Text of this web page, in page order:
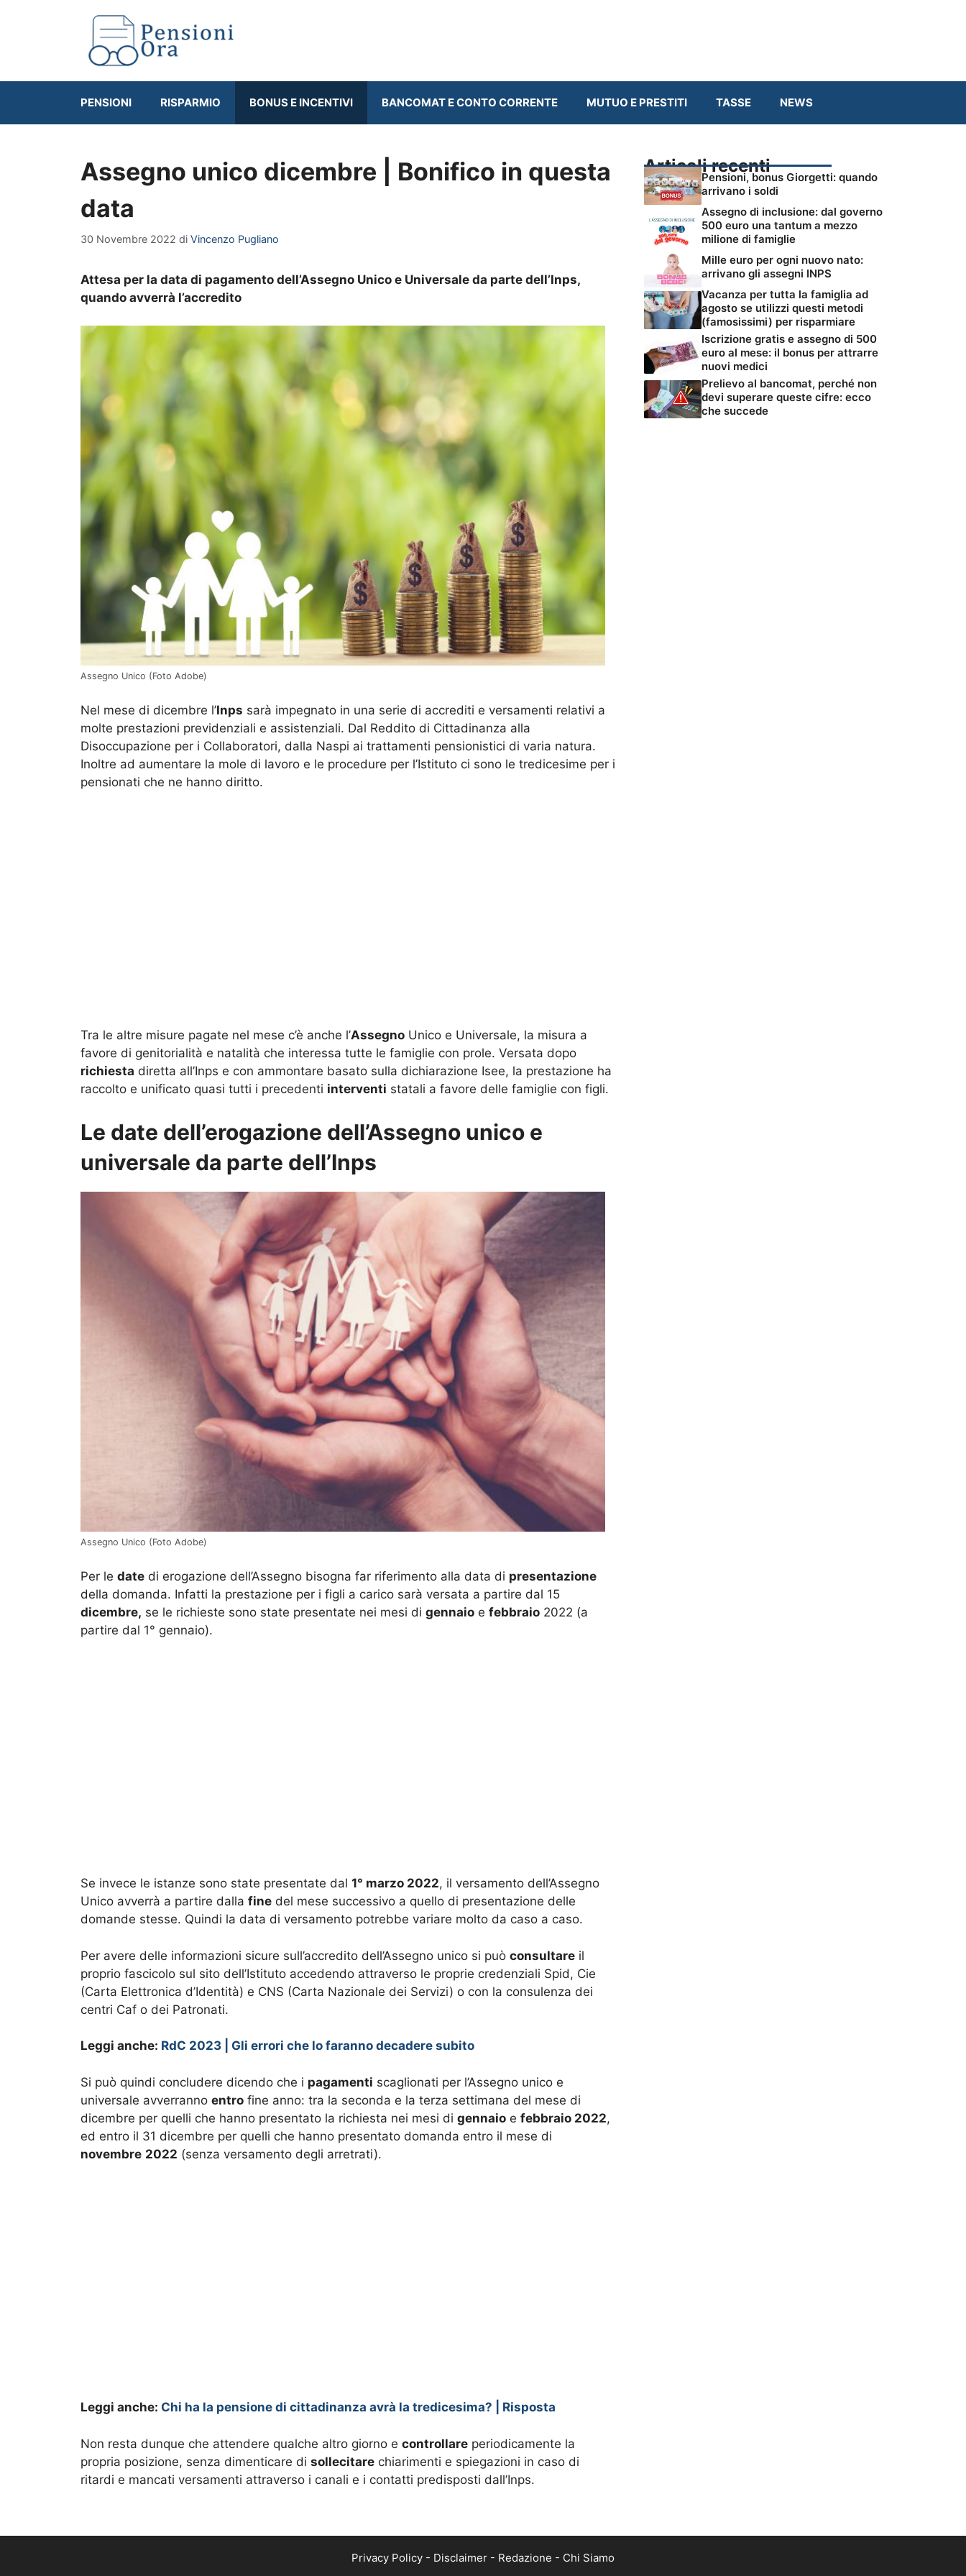
PENSIONI RISPARMIO BONUS E INCENTIVI BANCOMAT E CONTO CORRENTE MUTUO E PRESTITI TASSE NEWS
Assegno unico dicembre | Bonifico in questa
data
30 Novembre 2022 di Vincenzo Pugliano
Attesa per la data di pagamento dell’Assegno Unico e Universale da parte dell’Inps,
quando avverrà l’accredito
Assegno Unico (Foto Adobe)
Nel mese di dicembre l’Inps sarà impegnato in una serie di accrediti e versamenti relativi a
molte prestazioni previdenziali e assistenziali. Dal Reddito di Cittadinanza alla
Disoccupazione per i Collaboratori, dalla Naspi ai trattamenti pensionistici di varia natura.
Inoltre ad aumentare la mole di lavoro e le procedure per l’Istituto ci sono le tredicesime per i
pensionati che ne hanno diritto.
Tra le altre misure pagate nel mese c’è anche l’Assegno Unico e Universale, la misura a
favore di genitorialità e natalità che interessa tutte le famiglie con prole. Versata dopo
richiesta diretta all’Inps e con ammontare basato sulla dichiarazione Isee, la prestazione ha
raccolto e unificato quasi tutti i precedenti interventi statali a favore delle famiglie con figli.
Le date dell’erogazione dell’Assegno unico e
universale da parte dell’Inps
Assegno Unico (Foto Adobe)
Per le date di erogazione dell’Assegno bisogna far riferimento alla data di presentazione
della domanda. Infatti la prestazione per i figli a carico sarà versata a partire dal 15
dicembre, se le richieste sono state presentate nei mesi di gennaio e febbraio 2022 (a
partire dal 1° gennaio).
Se invece le istanze sono state presentate dal 1° marzo 2022, il versamento dell’Assegno
Unico avverrà a partire dalla fine del mese successivo a quello di presentazione delle
domande stesse. Quindi la data di versamento potrebbe variare molto da caso a caso.
Per avere delle informazioni sicure sull’accredito dell’Assegno unico si può consultare il
proprio fascicolo sul sito dell’Istituto accedendo attraverso le proprie credenziali Spid, Cie
(Carta Elettronica d’Identità) e CNS (Carta Nazionale dei Servizi) o con la consulenza dei
centri Caf o dei Patronati.
Leggi anche: RdC 2023 | Gli errori che lo faranno decadere subito
Si può quindi concludere dicendo che i pagamenti scaglionati per l’Assegno unico e
universale avverranno entro fine anno: tra la seconda e la terza settimana del mese di
dicembre per quelli che hanno presentato la richiesta nei mesi di gennaio e febbraio 2022,
ed entro il 31 dicembre per quelli che hanno presentato domanda entro il mese di
novembre 2022 (senza versamento degli arretrati).
Leggi anche: Chi ha la pensione di cittadinanza avrà la tredicesima? | Risposta
Non resta dunque che attendere qualche altro giorno e controllare periodicamente la
propria posizione, senza dimenticare di sollecitare chiarimenti e spiegazioni in caso di
ritardi e mancati versamenti attraverso i canali e i contatti predisposti dall’Inps.
Articoli recenti
Pensioni, bonus Giorgetti: quando
arrivano i soldi
Assegno di inclusione: dal governo
500 euro una tantum a mezzo
milione di famiglie
Mille euro per ogni nuovo nato:
arrivano gli assegni INPS
Vacanza per tutta la famiglia ad
agosto se utilizzi questi metodi
(famosissimi) per risparmiare
Iscrizione gratis e assegno di 500
euro al mese: il bonus per attrarre
nuovi medici
Prelievo al bancomat, perché non
devi superare queste cifre: ecco
che succede
Privacy Policy - Disclaimer - Redazione - Chi Siamo